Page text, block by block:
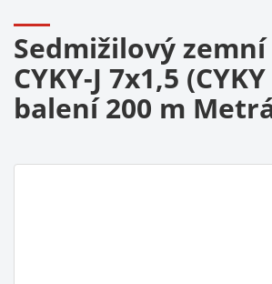
Sedmižilový
CYKY-J 7x1,5
balení 200 m